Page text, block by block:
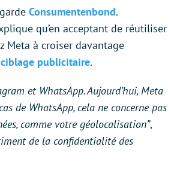
Consumentenbond.
qu’en acceptant de réutiliser
Meta à croiser davantage
publicitaire.
et WhatsApp. Aujourd’hui, Meta
de WhatsApp, cela ne concerne pas
comme votre géolocalisation”,
de la confidentialité des